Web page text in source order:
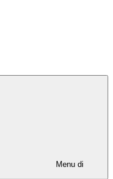
Menu di